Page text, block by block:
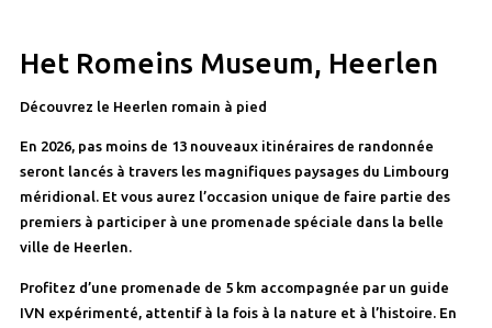
Het Romeins Museum, Heerlen
Découvrez le Heerlen romain à pied
En 2026, pas moins de 13 nouveaux itinéraires de randonnée
seront lancés à travers les magnifiques paysages du Limbourg
méridional. Et vous aurez l’occasion unique de faire partie des
premiers à participer à une promenade spéciale dans la belle
ville de Heerlen.
Profitez d’une promenade de 5 km accompagnée par un guide
IVN expérimenté, attentif à la fois à la nature et à l’histoire. En